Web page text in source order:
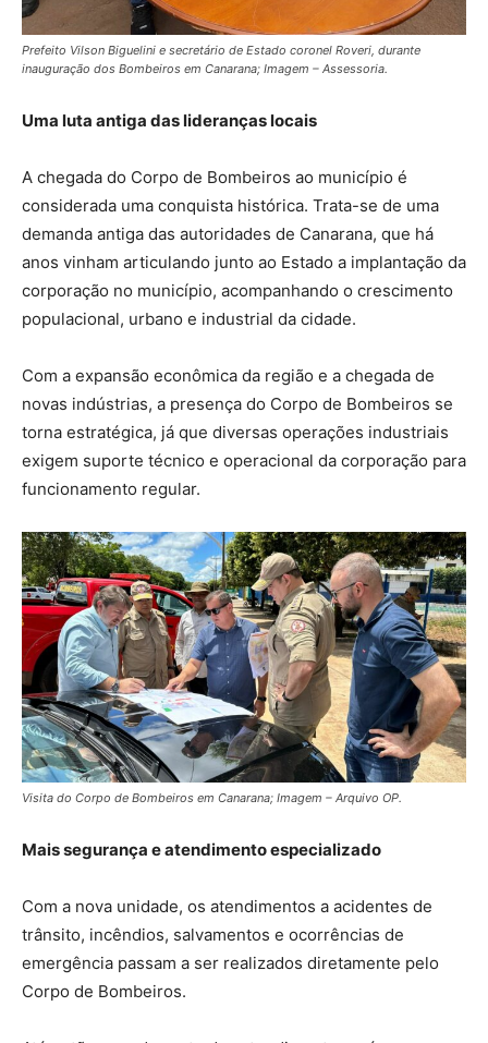
Prefeito Vilson Biguelini e secretário de Estado coronel Roveri, durante
inauguração dos Bombeiros em Canarana; Imagem – Assessoria.
Uma luta antiga das lideranças locais
A chegada do Corpo de Bombeiros ao município é
considerada uma conquista histórica. Trata-se de uma
demanda antiga das autoridades de Canarana, que há
anos vinham articulando junto ao Estado a implantação da
corporação no município, acompanhando o crescimento
populacional, urbano e industrial da cidade.
Com a expansão econômica da região e a chegada de
novas indústrias, a presença do Corpo de Bombeiros se
torna estratégica, já que diversas operações industriais
exigem suporte técnico e operacional da corporação para
funcionamento regular.
Visita do Corpo de Bombeiros em Canarana; Imagem – Arquivo OP.
Mais segurança e atendimento especializado
Com a nova unidade, os atendimentos a acidentes de
trânsito, incêndios, salvamentos e ocorrências de
emergência passam a ser realizados diretamente pelo
Corpo de Bombeiros.